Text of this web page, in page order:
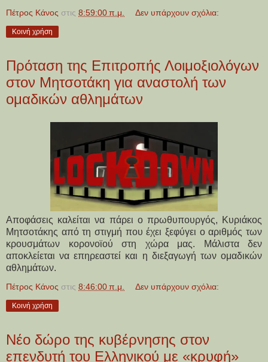
Πέτρος Κάνος στις 8:59:00 π.μ. Δεν υπάρχουν σχόλια:
Κοινή χρήση
Πρόταση της Επιτροπής Λοιμοξιολόγων
στον Μητσοτάκη για αναστολή των
ομαδικών αθλημάτων
Αποφάσεις καλείται να πάρει ο πρωθυπουργός, Κυριάκος
Μητσοτάκης από τη στιγμή που έχει ξεφύγει ο αριθμός των
κρουσμάτων κορονοϊού στη χώρα μας. Μάλιστα δεν
αποκλείεται να επηρεαστεί και η διεξαγωγή των ομαδικών
αθλημάτων.
Πέτρος Κάνος στις 8:46:00 π.μ. Δεν υπάρχουν σχόλια:
Κοινή χρήση
Νέο δώρο της κυβέρνησης στον
επενδυτή του Ελληνικού με «κρυφή»